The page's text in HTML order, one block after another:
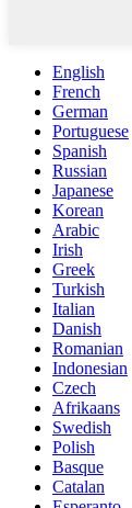
English
French
German
Portuguese
Spanish
Russian
Japanese
Korean
Arabic
Irish
Greek
Turkish
Italian
Danish
Romanian
Indonesian
Czech
Afrikaans
Swedish
Polish
Basque
Catalan